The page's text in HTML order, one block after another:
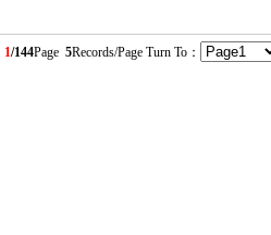
1/144Page 5Records/Page Turn To：